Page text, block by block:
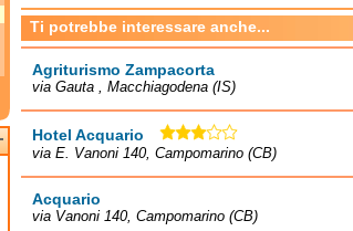
Ti potrebbe interessare anche...
Agriturismo Zampacorta
via Gauta , Macchiagodena (IS)
Hotel Acquario
via E. Vanoni 140, Campomarino (CB)
Acquario
via Vanoni 140, Campomarino (CB)